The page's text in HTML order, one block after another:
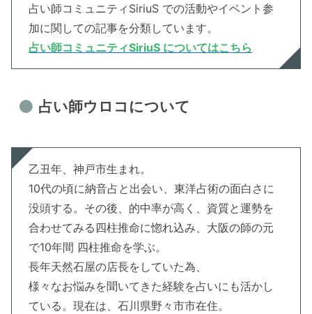
占い師コミュニティSiriuS での活動やイベント参
加に関しての記事を分類しています。
占い師コミュニティSiriuS についてはこちら
占い師ウロコについて
乙丑年、神戸市生まれ。
10代の頃に納音占と出会い、東洋占術の面白さに
没頭する。その後、的中率が高く、資質と運勢を
合わせてみる四柱推命に惚れ込み、大阪の師の元
で10年間 四柱推命を学ぶ。
長年天然石屋の店長をしていた為、
様々なお悩みを聞いてきた経験を占いにも活かし
ている。現在は、石川県野々市市在住。